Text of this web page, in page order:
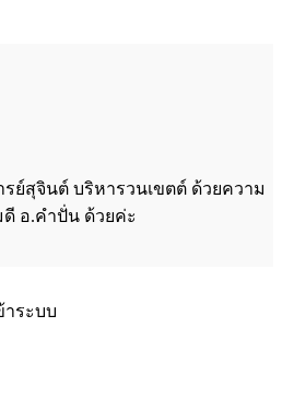
ย์สุจินต์ บริหารวนเขตต์ ด้วยความ
อ.คำปั่น ด้วยค่ะ
าระบบ